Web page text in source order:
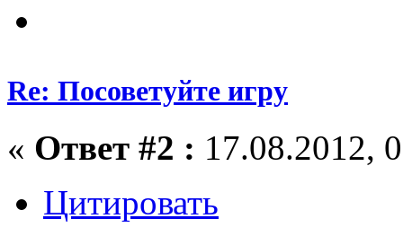
Re: Посоветуйте игру
« Ответ #2 : 17.08.2012,
Цитировать